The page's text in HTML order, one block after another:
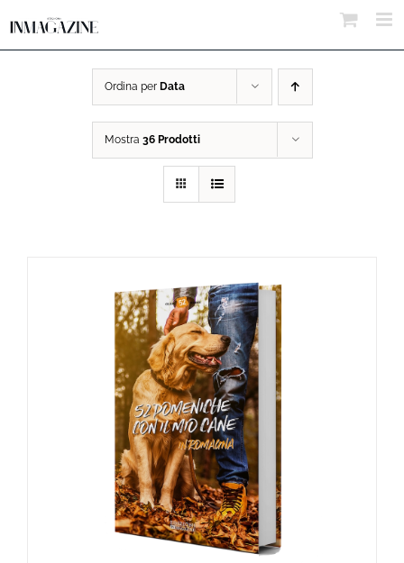
Ordina per Data
Mostra 36 Prodotti
AGGIUNGI AL CARRELLO /